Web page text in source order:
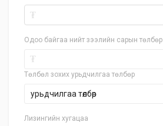
₮
Одоо байгаа нийт зээлийн сарын төлбөр
₮
Төлбөл зохих урьдчилгаа төлбөр
Лизингийн хугацаа